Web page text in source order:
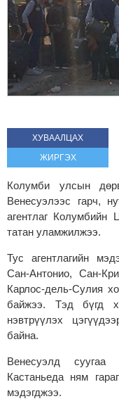
ХУВААЛЦАХ
ЖИРГЭХ
Колумби улсын
Венесуэлээс гарч,
агентлаг
татан уламжилжээ.
Тус агентлагийн
Сан-Антонио, Сан-
Карлос-дель-Сулия
байжээ. Тэд бүгд
нэвтрүүлэх
байна.
Венесуэлд
Кастаньеда ням
мэдэгджээ.